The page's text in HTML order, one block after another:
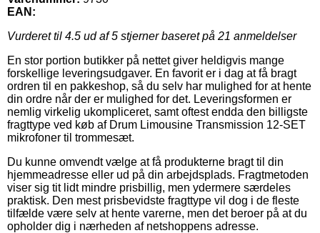
EAN:
Vurderet til 4.5 ud af 5 stjerner baseret på 21 anmeldelser
En stor portion butikker på nettet giver heldigvis mange
forskellige leveringsudgaver. En favorit er i dag at få bragt
ordren til en pakkeshop, så du selv har mulighed for at hente
din ordre når der er mulighed for det. Leveringsformen er
nemlig virkelig ukompliceret, samt oftest endda den billigste
fragttype ved køb af Drum Limousine Transmission 12-SET
mikrofoner til trommesæt.
Du kunne omvendt vælge at få produkterne bragt til din
hjemmeadresse eller ud på din arbejdsplads. Fragtmetoden
viser sig tit lidt mindre prisbillig, men ydermere særdeles
praktisk. Den mest prisbevidste fragttype vil dog i de fleste
tilfælde være selv at hente varerne, men det beroer på at du
opholder dig i nærheden af netshoppens adresse.